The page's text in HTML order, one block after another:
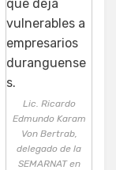
Lic. Ricardo
Edmundo Karam
Von Bertrab,
delegado de la
SEMARNAT en